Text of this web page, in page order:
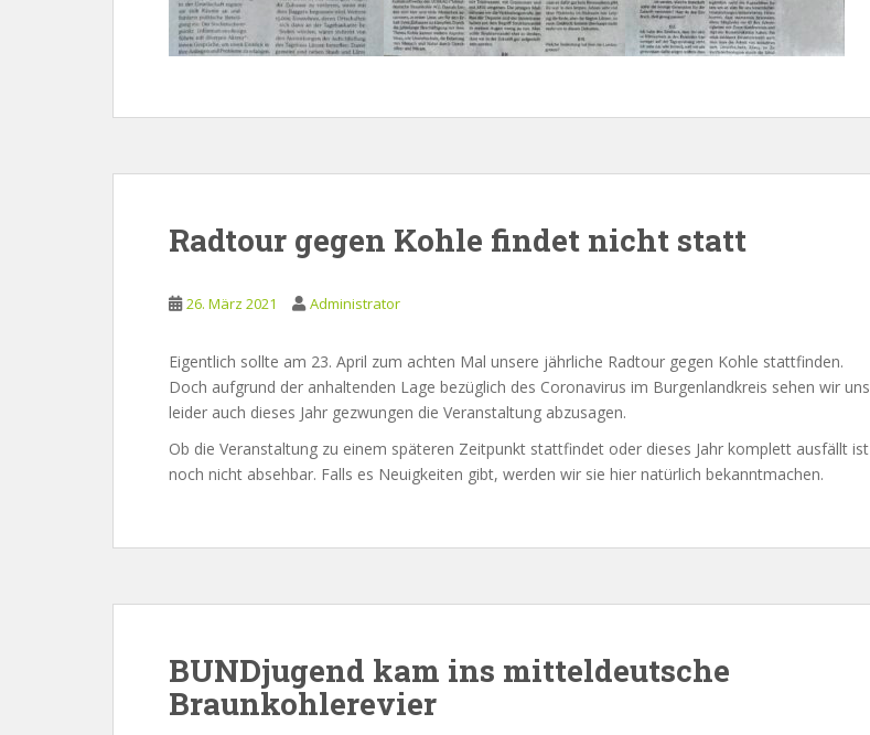
Radtour gegen Kohle findet nicht statt
26. März 2021 Administrator
Eigentlich sollte am 23. April zum achten Mal unsere jährliche Radtour gegen Kohle stattfinden.
Doch aufgrund der anhaltenden Lage bezüglich des Coronavirus im Burgenlandkreis sehen wir uns
leider auch dieses Jahr gezwungen die Veranstaltung abzusagen.
Ob die Veranstaltung zu einem späteren Zeitpunkt stattfindet oder dieses Jahr komplett ausfällt ist
noch nicht absehbar. Falls es Neuigkeiten gibt, werden wir sie hier natürlich bekanntmachen.
BUNDjugend kam ins mitteldeutsche
Braunkohlerevier